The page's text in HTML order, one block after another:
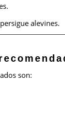
alevines.
son: